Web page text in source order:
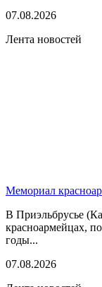
07.08.2026
Лента новостей
Мемориал
В Приэльбрусье
красноармейцах,
годы...
07.08.2026